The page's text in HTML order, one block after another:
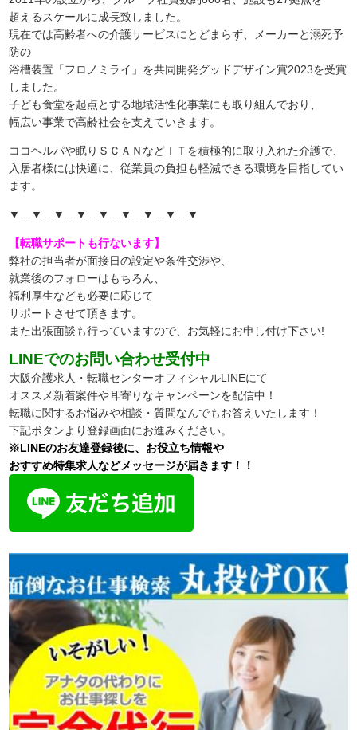
超えるスケールに成長致しました。
現在では高齢者への介護サービスにとどまらず、メーカーと溺死予
防の
浴槽装置「フロノミライ」を共同開発グッドデザイン賞2023を受賞
しました。
子ども食堂を起点とする地域活性化事業にも取り組んでおり、
幅広い事業で高齢社会を支えていきます。
ココヘルパや眠りＳＣＡＮなどＩＴを積極的に取り入れた介護で、
入居者様には快適に、従業員の負担も軽減できる環境を目指してい
ます。
▼…▼…▼…▼…▼…▼…▼…▼…▼
【転職サポートも行ないます】
弊社の担当者が面接日の設定や条件交渉や、
就業後のフォローはもちろん、
福利厚生なども必要に応じて
サポートさせて頂きます。
また出張面談も行っていますので、 お気軽にお申し付け下さい!
LINEでのお問い合わせ受付中
大阪介護求人・転職センターオフィシャルLINEにて
オススメ新着案件や耳寄りなキャンペーンを配信中！
転職に関するお悩みや相談・質問なんでもお答えいたします！
下記ボタンより登録画面にお進みください。
※LINEのお友達登録後に、お役立ち情報や
おすすめ特集求人などメッセージが届きます！！